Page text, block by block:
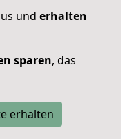
und erhalten
sparen, das
erhalten